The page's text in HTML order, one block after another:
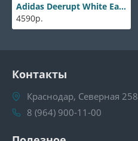
Adidas Deerupt White Easy Green
4590р.
Контакты
Краснодар, Северная 258
8 (964) 900-11-00